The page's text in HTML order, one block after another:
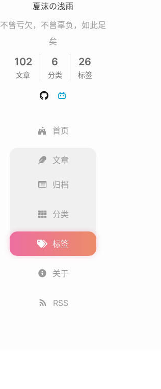
夏沫の浅雨
不曾亏欠，不曾辜负，如此足
矣
102
文章
6
分类
26
标签
首页
文章
归档
分类
标签
关于
RSS